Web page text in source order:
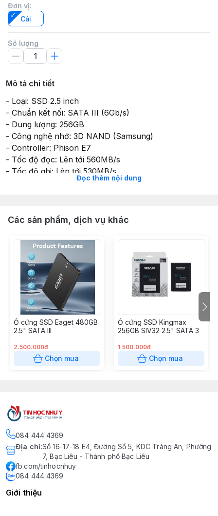
Đơn vị:
Cái
Số lượng
Mô tả chi tiết
- Loại: SSD 2.5 inch
- Chuẩn kết nối: SATA III (6Gb/s)
- Dung lượng: 256GB
- Công nghệ nhớ: 3D NAND (Samsung)
- Controller: Phison E7
- Tốc độ đọc: Lên tới 560MB/s
- Tốc độ ghi: Lên tới 530MB/s
- Tốc độ đọc 4K (QD1): ~95MB/s
- Khả năng chịu sốc: MIL-STD-810G
- Nhiệt độ hoạt động: 0°C ~ 70°C
Đọc thêm nội dung
Các sản phẩm, dịch vụ khác
Ổ cứng SSD Eaget 480GB
2.5" SATA III
2.500.000đ
Chọn mua
Ổ cứng SSD Kingmax
256GB SIV32 2.5" SATA 3
1.500.000đ
Chọn mua
084 444 4369
Địa chỉ:Số 16-17-18 E4, Đường Số 5, KDC Tràng An, Phường
7, Bạc Liêu - Thành phố Bạc Liêu
fb.com/tinhocnhuy
084 444 4369
Giới thiệu